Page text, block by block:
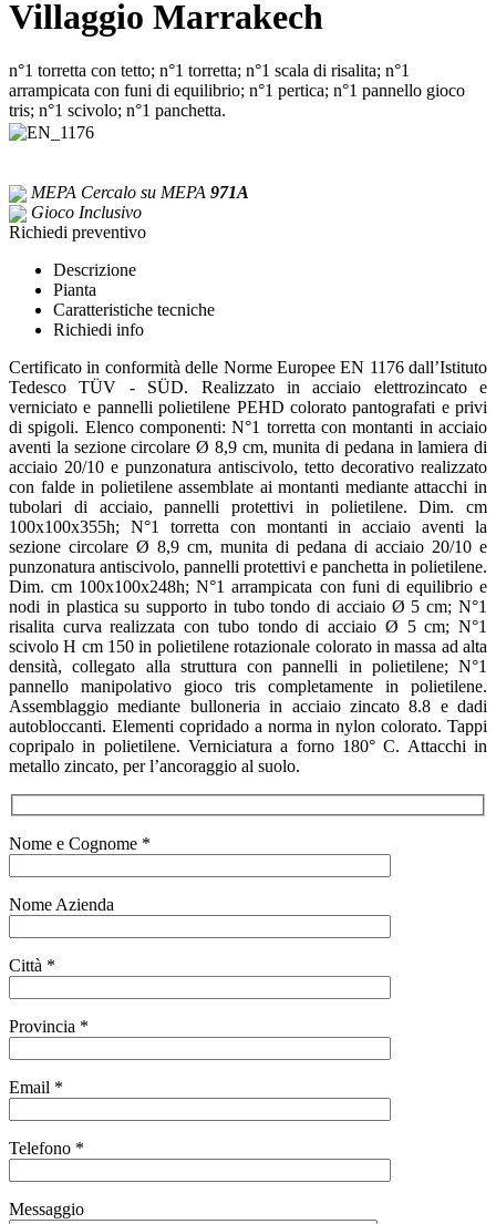
Villaggio Marrakech
n°1 torretta con tetto; n°1 torretta; n°1 scala di risalita; n°1
arrampicata con funi di equilibrio; n°1 pertica; n°1 pannello gioco
tris; n°1 scivolo; n°1 panchetta.
MEPA Cercalo su MEPA 971A
Gioco Inclusivo
Richiedi preventivo
Descrizione
Pianta
Caratteristiche tecniche
Richiedi info
Certificato in conformità delle Norme Europee EN 1176 dall’Istituto
Tedesco TÜV - SÜD. Realizzato in acciaio elettrozincato e
verniciato e pannelli polietilene PEHD colorato pantografati e privi
di spigoli. Elenco componenti: N°1 torretta con montanti in acciaio
aventi la sezione circolare Ø 8,9 cm, munita di pedana in lamiera di
acciaio 20/10 e punzonatura antiscivolo, tetto decorativo realizzato
con falde in polietilene assemblate ai montanti mediante attacchi in
tubolari di acciaio, pannelli protettivi in polietilene. Dim. cm
100x100x355h; N°1 torretta con montanti in acciaio aventi la
sezione circolare Ø 8,9 cm, munita di pedana di acciaio 20/10 e
punzonatura antiscivolo, pannelli protettivi e panchetta in polietilene.
Dim. cm 100x100x248h; N°1 arrampicata con funi di equilibrio e
nodi in plastica su supporto in tubo tondo di acciaio Ø 5 cm; N°1
risalita curva realizzata con tubo tondo di acciaio Ø 5 cm; N°1
scivolo H cm 150 in polietilene rotazionale colorato in massa ad alta
densità, collegato alla struttura con pannelli in polietilene; N°1
pannello manipolativo gioco tris completamente in polietilene.
Assemblaggio mediante bulloneria in acciaio zincato 8.8 e dadi
autobloccanti. Elementi copridado a norma in nylon colorato. Tappi
copripalo in polietilene. Verniciatura a forno 180° C. Attacchi in
metallo zincato, per l’ancoraggio al suolo.
Nome e Cognome *
Nome Azienda
Città *
Provincia *
Email *
Telefono *
Messaggio